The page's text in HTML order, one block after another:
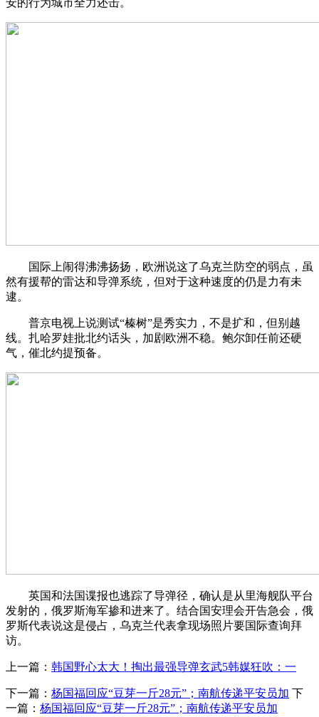
国际上闹得沸沸扬扬，欧洲说这了乌克兰防空的弱点，虽
然有援帮的雷达和导弹系统，但对于这种速度的仍是力有未
逮。
普京电视上说测试“榛树”是秀实力，不是扩和，但别越
线。扎哈罗娃批北约话头，加剧欧洲不稳。鲍尔卸任前还硬
气，催北约提预备。
英国和法国谍报也逃踪了导弹径，确认是从里海舰队平台
发射的，俄罗斯海军掺和进来了。结合国安理会开告急会，俄
罗斯代表说这是侵占，乌克兰代表拿现场照片要国际查询拜
访。
上一篇： 韩国野心太大！掏出最强导弹玄武5韩媒狂吹：一
下一篇： 杨国福回应“豆芽一斤28元”；南航传递平安员加 下
一篇： 杨国福回应“豆芽一斤28元”；南航传递平安员加